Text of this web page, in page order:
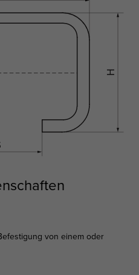
von einem oder